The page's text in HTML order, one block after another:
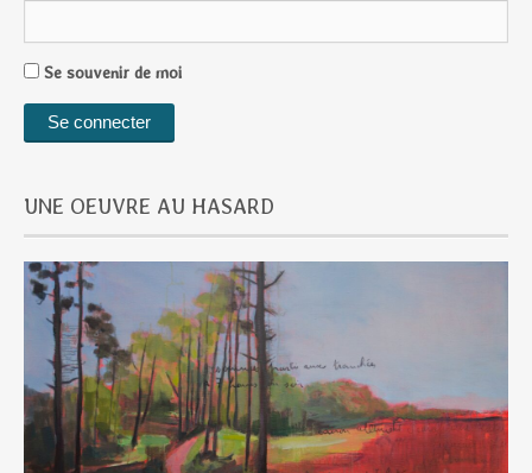
Se souvenir de moi
UNE OEUVRE AU HASARD